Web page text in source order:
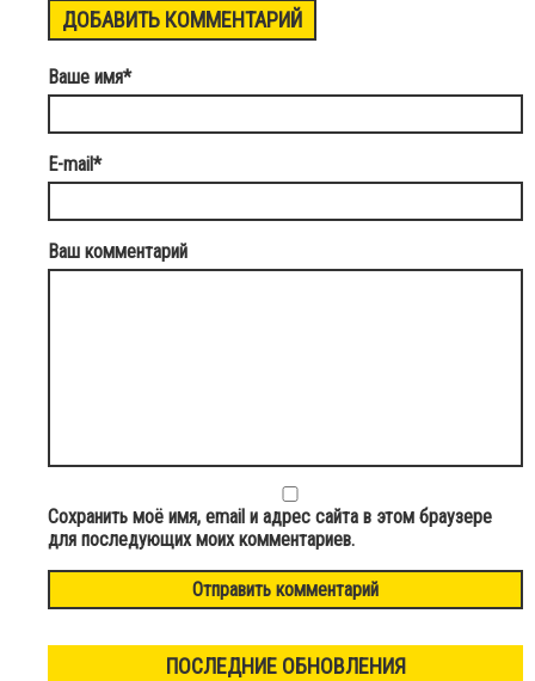
ДОБАВИТЬ КОММЕНТАРИЙ
Ваше имя*
E-mail*
Ваш комментарий
Сохранить моё имя, email и адрес сайта в этом браузере
для последующих моих комментариев.
ПОСЛЕДНИЕ ОБНОВЛЕНИЯ